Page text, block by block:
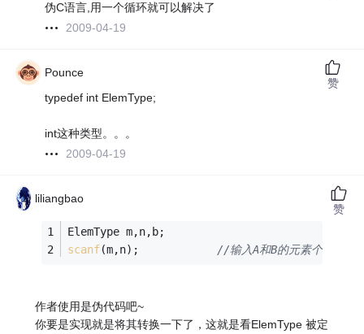
伪C语言,用一个循环就可以解决了
2009-04-19
Pounce
typedef int ElemType;
int这种类型。。。
2009-04-19
赞
liliangbao
ElemType m,n,b;
scanf(m,n); //输入A和B的元素个数
作者使用是伪代码吧~
你要是实现就是将其转换一下了，这就是看ElemType 被定
赞